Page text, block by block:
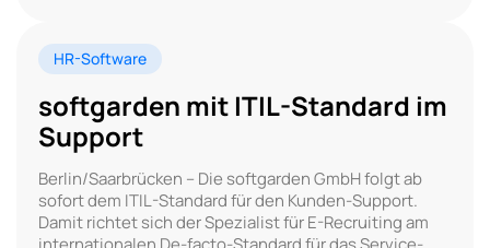
HR-Software
softgarden mit ITIL-Standard im
Support
Berlin/Saarbrücken – Die softgarden GmbH folgt ab
sofort dem ITIL-Standard für den Kunden-Support.
Damit richtet sich der Spezialist für E-Recruiting am